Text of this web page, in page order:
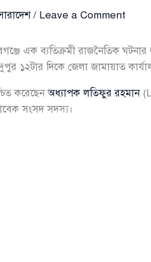
/ Leave a Comment
এক ব্যতিক্রমী রাজনৈতিক
দুপুর ১২টার দিকে জেলা জামায়াত
করেছেনঅধ্যাপক লতিফুর রহমান
সংসদ সদস্য।